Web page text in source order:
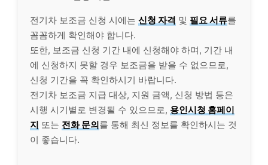
전기차 보조금 신청 시에는 신청 자격 및 필요 서류를
꼼꼼하게 확인해야 합니다.
또한, 보조금 신청 기간 내에 신청해야 하며, 기간 내
에 신청하지 못할 경우 보조금을 받을 수 없으므로,
신청 기간을 꼭 확인하시기 바랍니다.
전기차 보조금 지급 대상, 지원 금액, 신청 방법 등은
시행 시기별로 변경될 수 있으므로, 용인시청 홈페이
지 또는 전화 문의를 통해 최신 정보를 확인하시는 것
이 좋습니다.